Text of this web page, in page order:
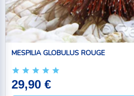
MESPILIA GLOBULUS ROUGE
29,90 €